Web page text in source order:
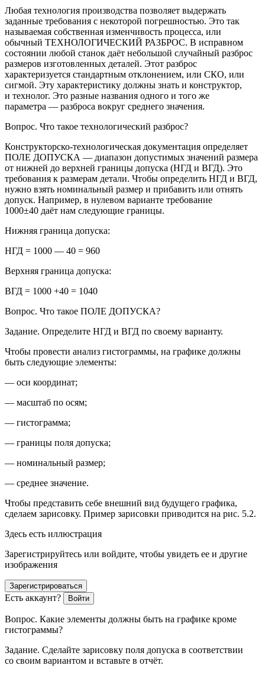
Любая технология производства позволяет выдержать
заданные требования с некоторой погрешностью. Это так
называемая собственная изменчивость процесса, или
обычный ТЕХНОЛОГИЧЕСКИЙ РАЗБРОС. В исправном
состоянии любой станок даёт небольшой случайный разброс
размеров изготовленных деталей. Этот разброс
характеризуется стандартным отклонением, или СКО, или
сигмой. Эту характеристику должны знать и конструктор,
и технолог. Это разные названия одного и того же
параметра — разброса вокруг среднего значения.
Вопрос. Что такое технологический разброс?
Конструкторско-технологическая документация определяет
ПОЛЕ ДОПУСКА — диапазон допустимых значений размера
от нижней до верхней границы допуска (НГД и ВГД). Это
требования к размерам детали. Чтобы определить НГД и ВГД,
нужно взять номинальный размер и прибавить или отнять
допуск. Например, в нулевом варианте требование
1000±40 даёт нам следующие границы.
Нижняя граница допуска:
НГД = 1000 — 40 = 960
Верхняя граница допуска:
ВГД = 1000 +40 = 1040
Вопрос. Что такое ПОЛЕ ДОПУСКА?
Задание. Определите НГД и ВГД по своему варианту.
Чтобы провести анализ гистограммы, на графике должны
быть следующие элементы:
— оси координат;
— масштаб по осям;
— гистограмма;
— границы поля допуска;
— номинальный размер;
— среднее значение.
Чтобы представить себе внешний вид будущего графика,
сделаем зарисовку. Пример зарисовки приводится на рис. 5.2.
Здесь есть иллюстрация
Зарегистрируйтесь или войдите, чтобы увидеть ее и другие
изображения
Зарегистрироваться
Есть аккаунт? Войти
Вопрос. Какие элементы должны быть на графике кроме
гистограммы?
Задание. Сделайте зарисовку поля допуска в соответствии
со своим вариантом и вставьте в отчёт.